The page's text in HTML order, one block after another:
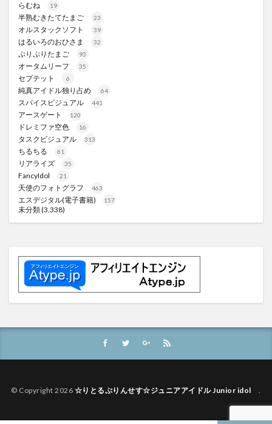
らむね 19
半熟むきたてたまご 23
オルスタックソフト 39
はるいろのおひさま 32
ぷりぷりたまご 93
オータムリーフ 35
セプテット 6
純真アイドル独り占め 64
スパイスビジュアル 441
アースゲート 120
ドレミファ空色 16
タスクビジュアル 313
ちるちる 61
リアライズ 35
FancyIdol 21
天使のフォトグラフ 463
エスデジタル(電子書籍) 157
未分類(3,338)
© Copyright 2026 ☆りとるぷりんせす☆ジュニアアイドル Junior idol.